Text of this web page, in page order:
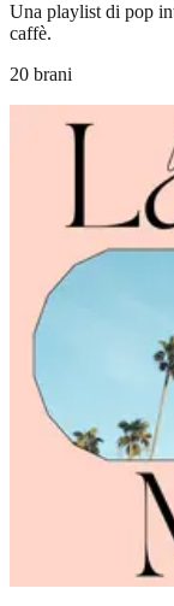
Una playlist di pop
caffè.
20 brani